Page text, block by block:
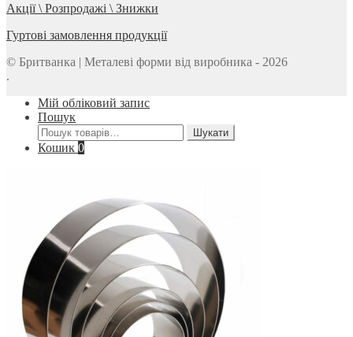
Акції \ Розпродажі \ Знижки
Гуртові замовлення продукції
© Бритванка | Металеві форми від виробника - 2026
.
Мій обліковий запис
Пошук
Шукати:
Шукати
Кошик 0